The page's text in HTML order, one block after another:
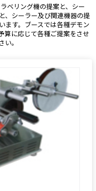
、シーラー及び関連機器の提
ます。ブースでは各種デモン
算に応じて各種ご提案をさせ
い。